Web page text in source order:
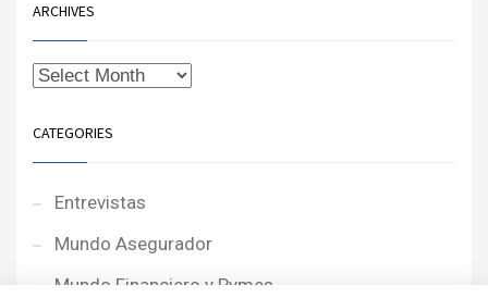
ARCHIVES
CATEGORIES
Entrevistas
Mundo Asegurador
Mundo Financiero y Pymes